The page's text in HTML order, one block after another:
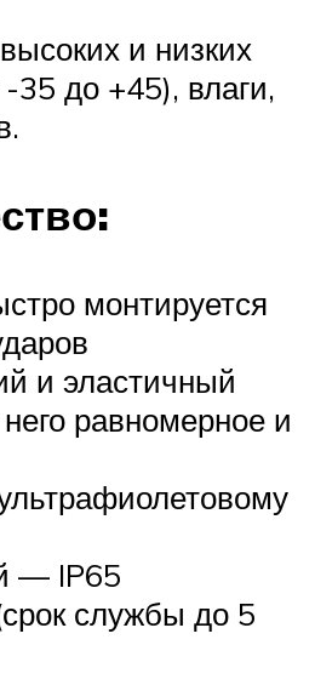
и низких
35 до +45), влаги,
монтируется
и эластичный
равномерное и
— IP65
службы до 5